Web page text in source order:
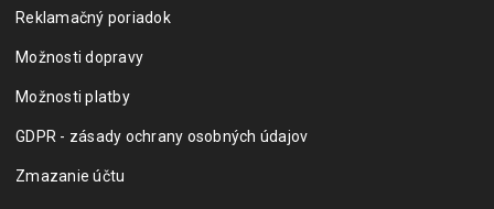
Reklamačný poriadok
Možnosti dopravy
Možnosti platby
GDPR - zásady ochrany osobných údajov
Zmazanie účtu